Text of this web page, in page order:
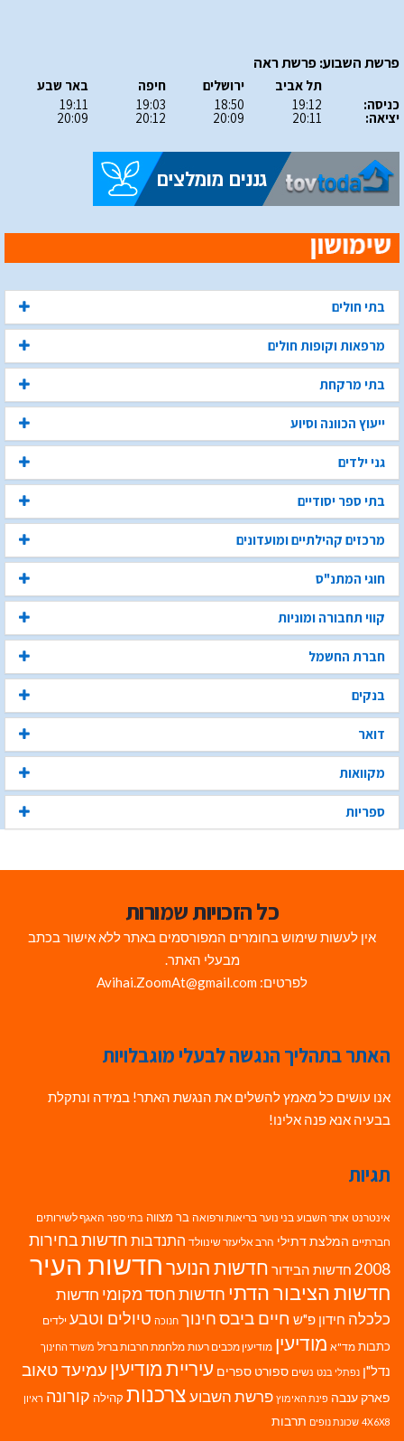
פרשת השבוע: פרשת ראה
כניסה:
יציאה:
תל אביב
19:12
20:11
ירושלים
18:50
20:09
חיפה
19:03
20:12
באר שבע
19:11
20:09
בתי חולים
מרפאות וקופות חולים
בתי מרקחת
ייעוץ הכוונה וסיוע
גני ילדים
בתי ספר יסודיים
מרכזים קהילתיים ומועדונים
חוגי המתנ"ס
קווי תחבורה ומוניות
חברת החשמל
בנקים
דואר
מקוואות
ספריות
כל הזכויות שמורות
אין לעשות שימוש בחומרים המפורסמים באתר ללא אישור בכתב
מבעלי האתר.
לפרטים: Avihai.ZoomAt@gmail.com
האתר בתהליך הנגשה לבעלי מוגבלויות
אנו עושים כל מאמץ להשלים את הנגשת האתר! במידה ונתקלת
בבעיה אנא פנה אלינו!
תגיות
אינטרנט אתר השבוע בני נוער בריאות ורפואה בר מצווה בתי ספר האגף לשירותים
חברתיים המלצת דתילי הרב אליעזר שינוולד התנדבות חדשות בחירות
2008 חדשות הבידור חדשות הנוערחדשות העיר
חדשות הציבור הדתי חדשות חסד מקומי חדשות
כלכלה חידון פ"ש חיים ביבסחינוך חנוכה טיולים וטבע ילדים
כתבות מד"א מודיעין מודיעין מכבים רעות מלחמת חרבות ברזל משרד החינוך
נדל"ן נפתלי בנט נשים ספורט ספרים עיריית מודיעין עמיעד טאוב
פארק ענבה פינת האימוץ פרשת השבועצרכנות קהילה קורונה ראיון
4X6X8 שכונת נופים תרבות